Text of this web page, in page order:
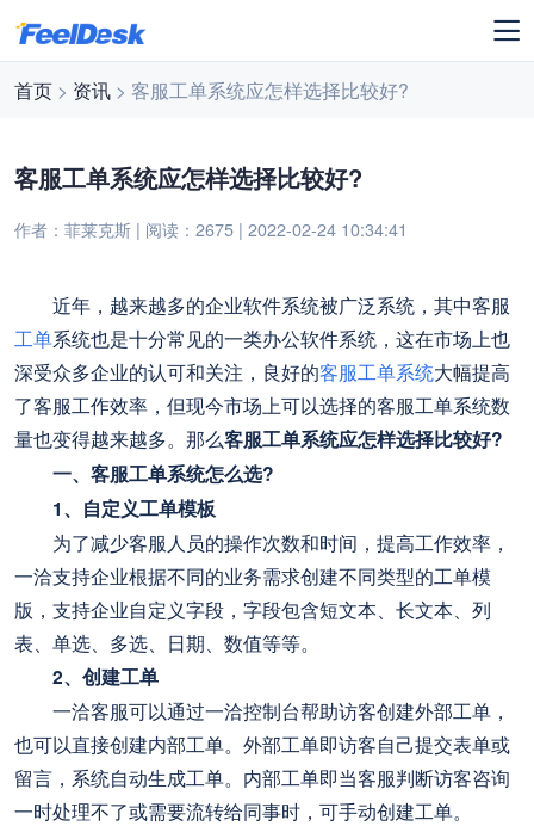
首页 > 资讯 > 客服工单系统应怎样选择比较好?
客服工单系统应怎样选择比较好?
作者：菲莱克斯 | 阅读：2675 | 2022-02-24 10:34:41
近年，越来越多的企业软件系统被广泛系统，其中客服
工单系统也是十分常见的一类办公软件系统，这在市场上也
深受众多企业的认可和关注，良好的客服工单系统大幅提高
了客服工作效率，但现今市场上可以选择的客服工单系统数
量也变得越来越多。那么客服工单系统应怎样选择比较好?
一、客服工单系统怎么选?
1、自定义工单模板
为了减少客服人员的操作次数和时间，提高工作效率，
一洽支持企业根据不同的业务需求创建不同类型的工单模
版，支持企业自定义字段，字段包含短文本、长文本、列
表、单选、多选、日期、数值等等。
2、创建工单
一洽客服可以通过一洽控制台帮助访客创建外部工单，
也可以直接创建内部工单。外部工单即访客自己提交表单或
留言，系统自动生成工单。内部工单即当客服判断访客咨询
一时处理不了或需要流转给同事时，可手动创建工单。